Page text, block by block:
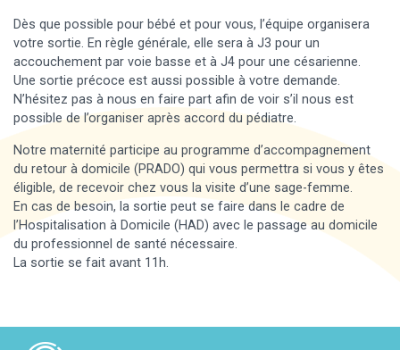
Dès que possible pour bébé et pour vous, l’équipe organisera
votre sortie. En règle générale, elle sera à J3 pour un
accouchement par voie basse et à J4 pour une césarienne.
Une sortie précoce est aussi possible à votre demande.
N’hésitez pas à nous en faire part afin de voir s’il nous est
possible de l’organiser après accord du pédiatre.
Notre maternité participe au programme d’accompagnement
du retour à domicile (PRADO) qui vous permettra si vous y êtes
éligible, de recevoir chez vous la visite d’une sage-femme.
En cas de besoin, la sortie peut se faire dans le cadre de
l’Hospitalisation à Domicile (HAD) avec le passage au domicile
du professionnel de santé nécessaire.
La sortie se fait avant 11h.